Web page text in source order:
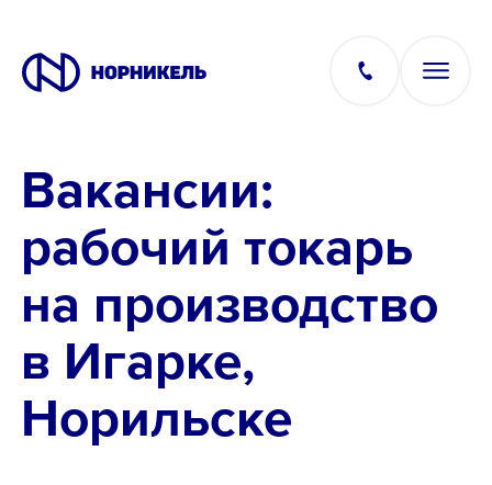
Вакансии
Производство
Офис
IT
Вакансии:
рабочий токарь
на производство
в Игарке,
Норильске